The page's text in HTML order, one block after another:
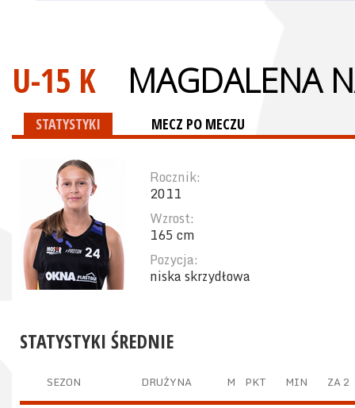
U-15 K MAGDALENA
STATYSTYKI MECZ PO MECZU
Rocznik:
2011
Wzrost:
165 cm
Pozycja:
niska skrzydłowa
STATYSTYKI ŚREDNIE
SEZON DRUŻYNA M PKT MIN ZA 2